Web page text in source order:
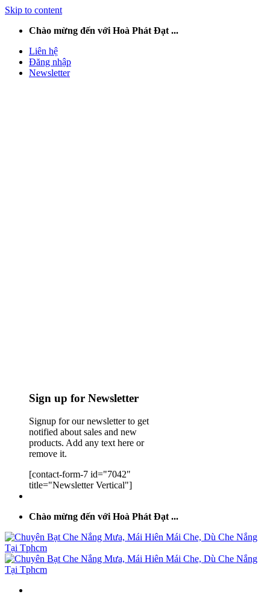
Skip to content
Chào mừng đến với Hoà Phát Đạt ...
Liên hệ
Đăng nhập
Newsletter
Sign up for Newsletter
Signup for our newsletter to get
notified about sales and new
products. Add any text here or
remove it.
[contact-form-7 id="7042"
title="Newsletter Vertical"]
Chào mừng đến với Hoà Phát Đạt ...